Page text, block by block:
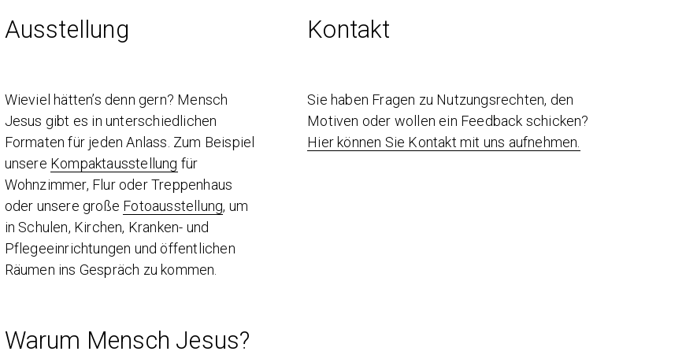
Ausstellung
Wieviel hätten’s denn gern? Mensch
Jesus gibt es in unterschiedlichen
Formaten für jeden Anlass. Zum Beispiel
unsere Kompaktausstellung für
Wohnzimmer, Flur oder Treppenhaus
oder unsere große Fotoausstellung, um
in Schulen, Kirchen, Kranken- und
Pflegeeinrichtungen und öffentlichen
Räumen ins Gespräch zu kommen.
Warum Mensch Jesus?
Kontakt
Sie haben Fragen zu Nutzungsrechten, den
Motiven oder wollen ein Feedback schicken?
Hier können Sie Kontakt mit uns aufnehmen.